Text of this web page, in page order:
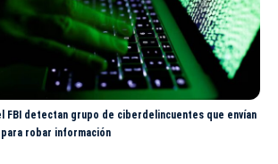
FBI detectan grupo de ciberdelincuentes que envían
robar información